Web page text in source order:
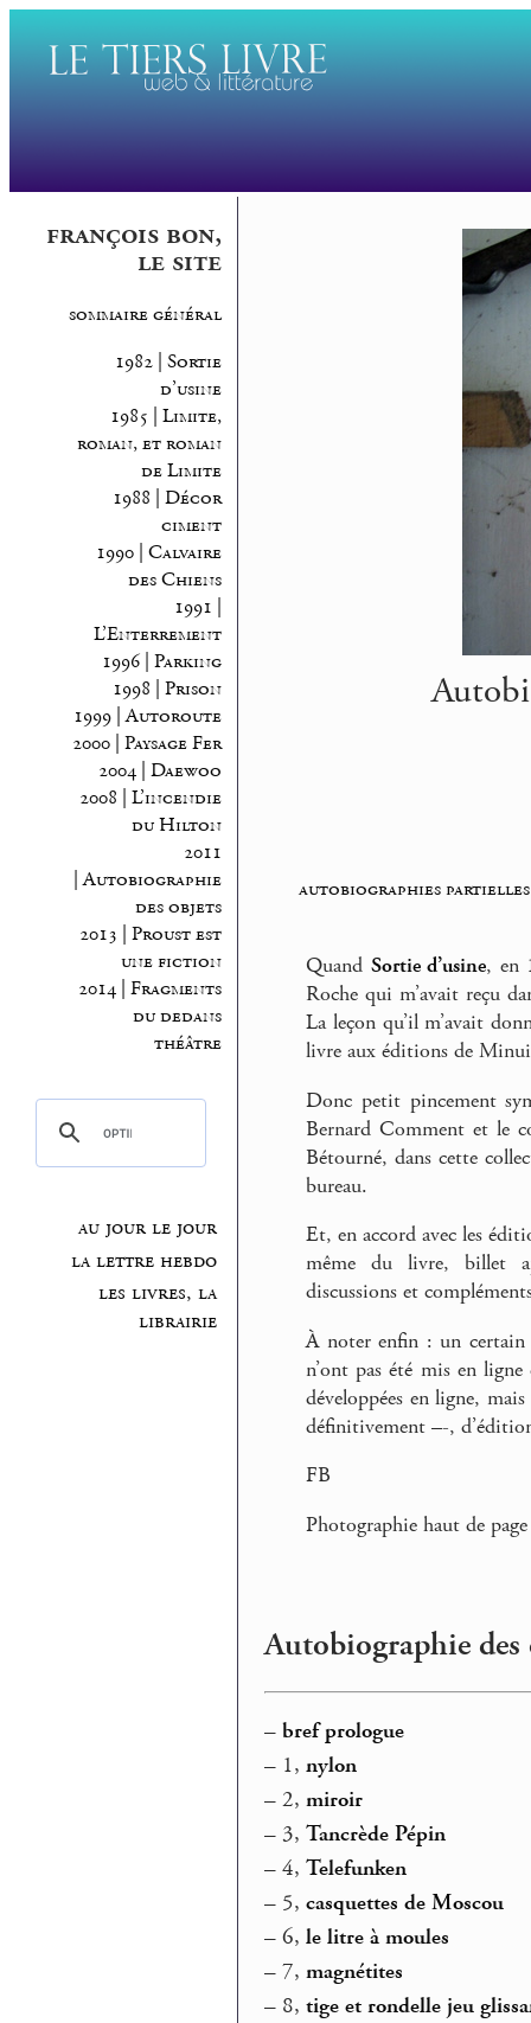
françois bon,
le site
sommaire général
1982 | Sortie
d’usine
1985 | Limite,
roman, et roman
de Limite
1988 | Décor
ciment
1990 | Calvaire
des Chiens
1991 |
L’Enterrement
1996 | Parking
1998 | Prison
1999 | Autoroute
2000 | Paysage Fer
2004 | Daewoo
2008 | L’incendie
du Hilton
2011
| Autobiographie
des objets
2013 | Proust est
une fiction
2014 | Fragments
du dedans
théâtre
au jour le jour
la lettre hebdo
les livres, la
librairie
autobiographies partielles
Quand Sortie d’usine, en
Roche qui m’avait reçu
La leçon qu’il m’avait
livre aux éditions de
Donc petit pincement
Bernard Comment et le
Bétourné, dans cette
bureau.
Et, en accord avec les
même du livre, billet
discussions et
À noter enfin : un
n’ont pas été mis en
développées en ligne,
définitivement –-,
FB
Photographie haut de
Autobiographie des
– bref prologue
– 1,nylon
– 2,miroir
– 3,Tancrède Pépin
– 4,Telefunken
– 5,casquettes de Moscou
– 6,le litre à moules
– 7,magnétites
– 8,tige et rondelle jeu